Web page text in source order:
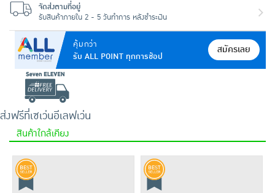
คุ้มกว่า
รับ ALL POINT ทุกการช้อป
สมัครเลย
จัดส่งตามที่อยู่
รับสินค้าภายใน 2 - 5 วันทำการ หลังชำระเงิน
ส่งฟรีที่เซเว่นอีเลฟเว่น
สินค้าใกล้เคียง